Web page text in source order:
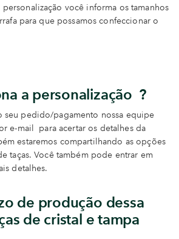
você informa os tamanhos
para que possamos confeccionar o
a personalização ?
seu pedido/pagamento nossa equipe
e-mail para acertar os detalhes da
estaremos compartilhando as opções
taças. Você também pode entrar em
detalhes.
de produção dessa
de cristal e tampa